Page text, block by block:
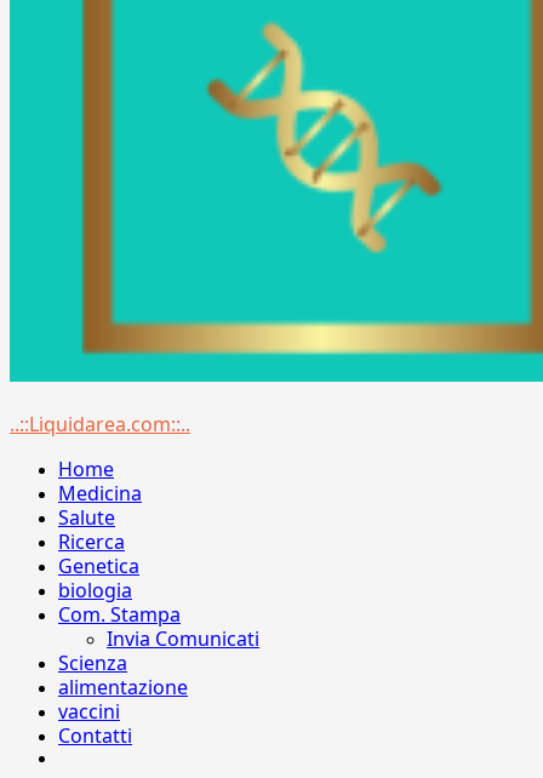
Menu
..::Liquidarea.com::..
Home
Medicina
Salute
Ricerca
Genetica
biologia
Com. Stampa
Invia Comunicati
Scienza
alimentazione
vaccini
Contatti